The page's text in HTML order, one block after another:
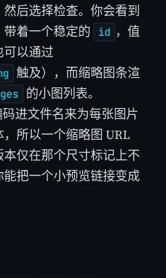
后选择检查。你会看到
着一个稳定的
id ，值
可以通过
触及），而缩略图条渲
的小图列表。
进文件名来为每张图片
所以一个缩略图 URL
仅在那个尺寸标记上不
把一个小预览链接变成